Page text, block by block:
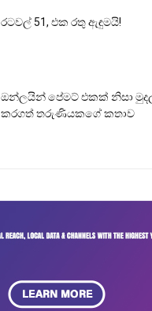
රටවල් 51, එක රතු ඇඳුමයි!
ඔන්ලයින් පේමට් එකක් නිසා
කරගත් තරුණියකගේ කතාව